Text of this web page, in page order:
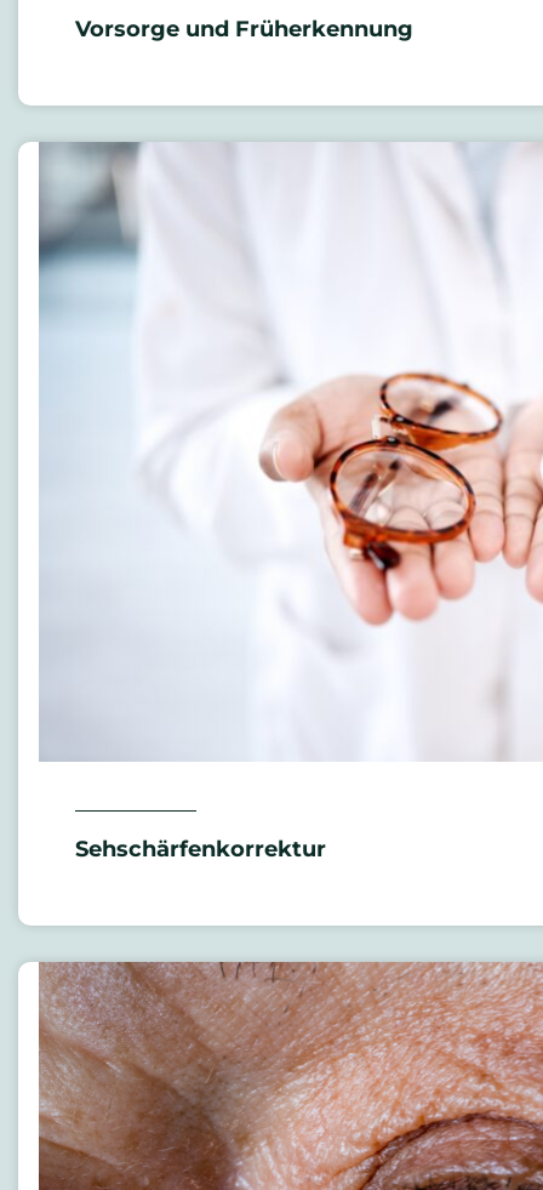
Vorsorge und Früherkennung
Sehschärfenkorrektur